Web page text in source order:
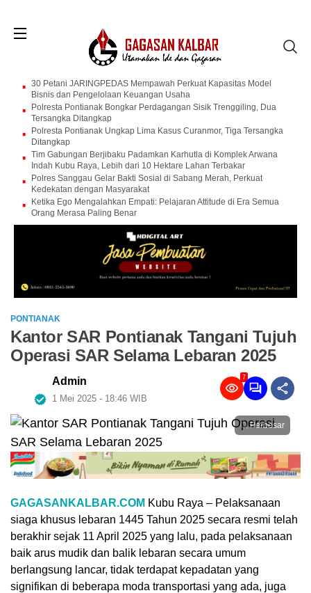
30 Petani JARINGPEDAS Mempawah Perkuat Kapasitas Model
Bisnis dan Pengelolaan Keuangan Usaha
Polresta Pontianak Bongkar Perdagangan Sisik Trenggiling, Dua
Tersangka Ditangkap
Polresta Pontianak Ungkap Lima Kasus Curanmor, Tiga Tersangka
Ditangkap
Tim Gabungan Berjibaku Padamkan Karhutla di Komplek Arwana
Indah Kubu Raya, Lebih dari 10 Hektare Lahan Terbakar
Polres Sanggau Gelar Bakti Sosial di Sabang Merah, Perkuat
Kedekatan dengan Masyarakat
Ketika Ego Mengalahkan Empati: Pelajaran Attitude di Era Semua
Orang Merasa Paling Benar
PONTIANAK
Kantor SAR Pontianak Tangani Tujuh
Operasi SAR Selama Lebaran 2025
Admin
1 Mei 2025 - 18:46 WIB
7
Perbesar
GAGASANKALBAR.COM Kubu Raya – Pelaksanaan
siaga khusus lebaran 1445 Tahun 2025 secara resmi telah
berakhir sejak 11 April 2025 yang lalu, pada pelaksanaan
baik arus mudik dan balik lebaran secara umum
berlangsung lancar, tidak terdapat kepadatan yang
signifikan di beberapa moda transportasi yang ada, juga